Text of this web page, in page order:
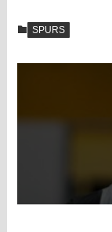
SPURS